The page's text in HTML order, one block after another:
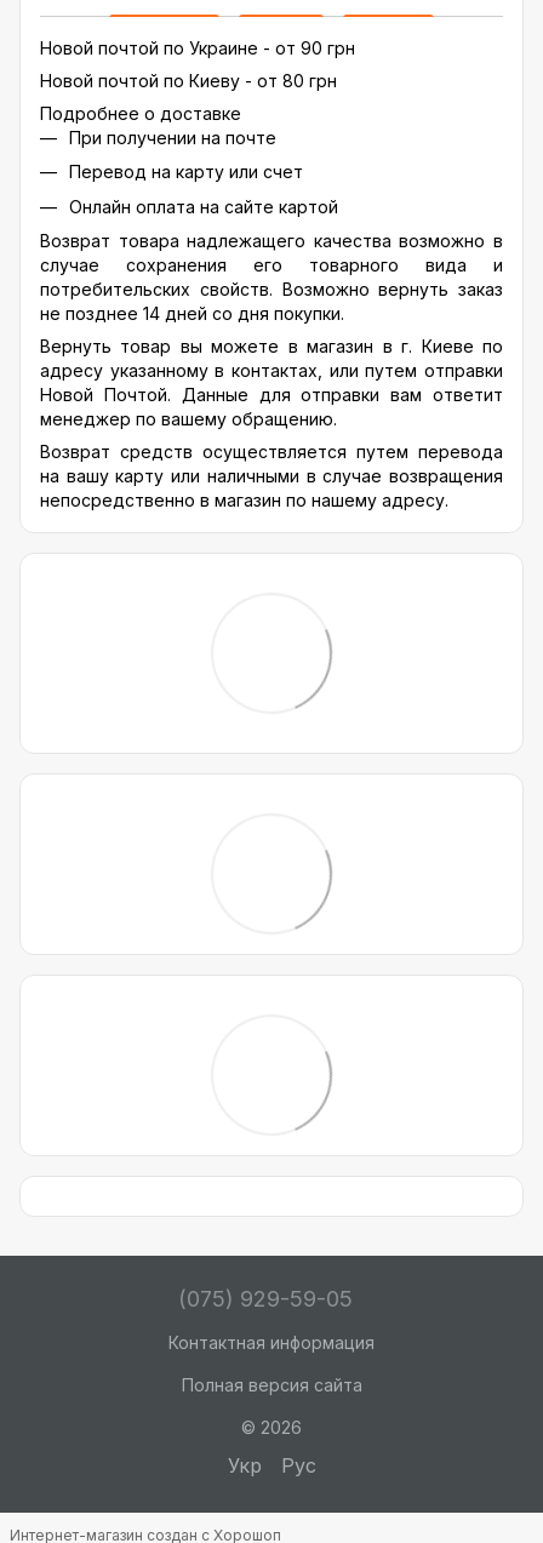
Новой почтой по Украине - от 90 грн
Новой почтой по Киеву - от 80 грн
Подробнее о доставке
При получении на почте
Перевод на карту или счет
Онлайн оплата на сайте картой
Возврат товара надлежащего качества возможно в
случае сохранения его товарного вида и
потребительских свойств. Возможно вернуть заказ
не позднее 14 дней со дня покупки.
Вернуть товар вы можете в магазин в г. Киеве по
адресу указанному в контактах, или путем отправки
Новой Почтой. Данные для отправки вам ответит
менеджер по вашему обращению.
Возврат средств осуществляется путем перевода
на вашу карту или наличными в случае возвращения
непосредственно в магазин по нашему адресу.
(075) 929-59-05
Контактная информация
Полная версия сайта
© 2026
Укр Рус
Интернет-магазин создан с Хорошоп